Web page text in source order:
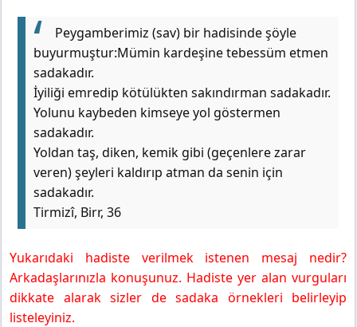
Peygamberimiz (sav) bir hadisinde şöyle
buyurmuştur:Mümin kardeşine tebessüm etmen
sadakadır.
İyiliği emredip kötülükten sakındırman sadakadır.
Yolunu kaybeden kimseye yol göstermen
sadakadır.
Yoldan taş, diken, kemik gibi (geçenlere zarar
veren) şeyleri kaldırıp atman da senin için
sadakadır.
Tirmizî, Birr, 36
Yukarıdaki hadiste verilmek istenen mesaj nedir?
Arkadaşlarınızla konuşunuz. Hadiste yer alan vurguları
dikkate alarak sizler de sadaka örnekleri belirleyip
listeleyiniz.